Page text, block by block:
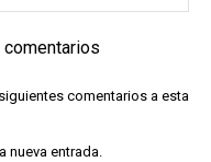
comentarios
comentarios a esta
nueva entrada.